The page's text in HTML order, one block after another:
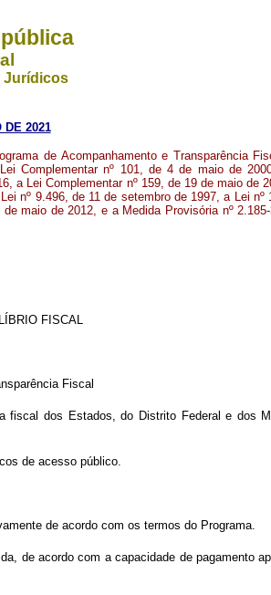
Jurídicos
DE 2021
de Acompanhamento e Transparência
Complementar nº 101, de 4 de maio de
a Lei Complementar nº 159, de 19 de maio de
nº 9.496, de 11 de setembro de 1997, a Lei
de maio de 2012, e a Medida Provisória nº
FISCAL
Fiscal
dos Estados, do Distrito Federal e dos
de acesso público.
de acordo com os termos do Programa.
de acordo com a capacidade de pagamento